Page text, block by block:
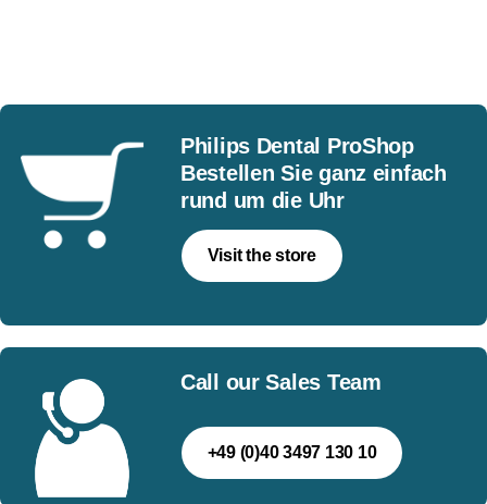
Philips Dental ProShop
Bestellen Sie ganz einfach
rund um die Uhr
Visit the store
Call our Sales Team
+49 (0)40 3497 130 10